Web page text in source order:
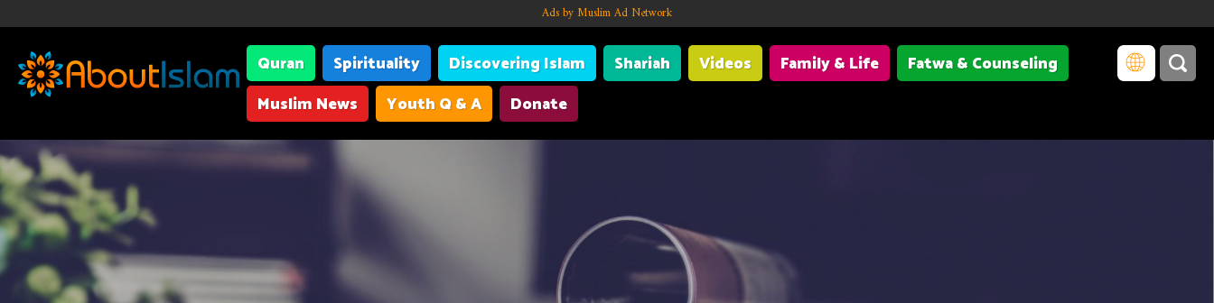
Ads by Muslim Ad Network
Quran Spirituality Discovering Islam Shariah Videos Family & Life
Fatwa & Counseling
Muslim News
Youth Q & A Donate